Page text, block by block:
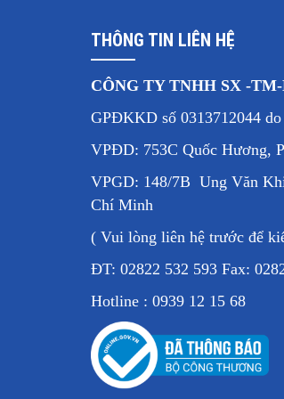
Màn hình hiển thị
Phím chức năng
Đơn vị cân
Kích thước đĩa
Kích thước cân
THÔNG TIN LIÊN HỆ
CÔNG TY TNHH SX -
GPĐKKD số 0313712044
VPĐD: 753C Quốc Hương,
VPGD: 148/7B Ung Văn
Chí Minh
( Vui lòng liên hệ trước để
ĐT: 02822 532 593 Fax:
Hotline : 0939 12 15 68